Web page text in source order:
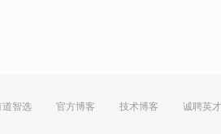
道智选 官方博客 技术博客 诚聘英才